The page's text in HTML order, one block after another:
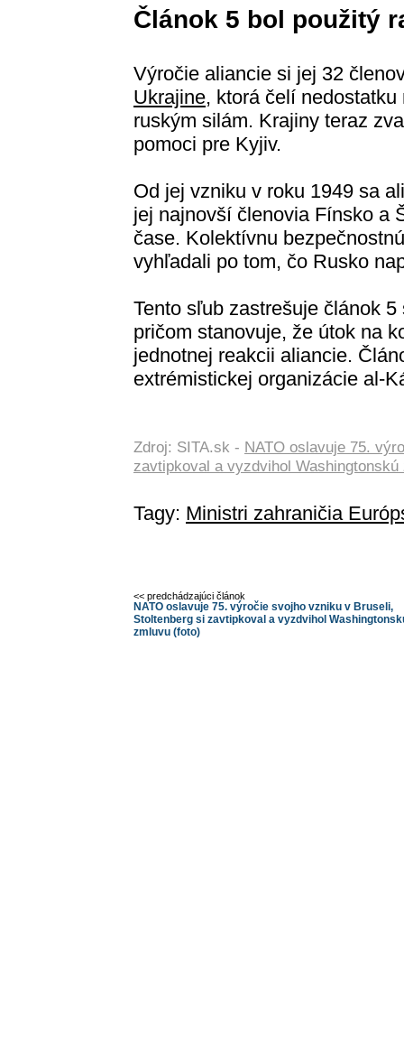
Článok 5 bol použitý
Výročie aliancie si jej 32
Ukrajine, ktorá čelí
ruským silám. Krajiny teraz
pomoci pre Kyjiv.
Od jej vzniku v roku 1949 sa
jej najnovší členovia Fínsko a
čase. Kolektívnu
vyhľadali po tom, čo Rusko
Tento sľub zastrešuje článok
pričom stanovuje, že útok na
jednotnej reakcii aliancie.
extrémistickej organizácie al-
Zdroj: SITA.sk - NATO oslavuje 75.
zavtipkoval a vyzdvihol
Tagy: Ministri zahraničia
<< predchádzajúci článok
NATO oslavuje 75. výročie svojho vzniku v Bruseli,
Stoltenberg si zavtipkoval a vyzdvihol
zmluvu (foto)